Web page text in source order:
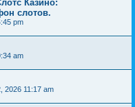
Казино:
слотов.
pm
am
2026 11:17 am